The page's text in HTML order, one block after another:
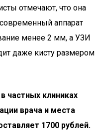
отмечают, что она
аппарат
менее 2 мм, а УЗИ
даже кисту размером
частных клиниках
врача и места
1700 рублей.